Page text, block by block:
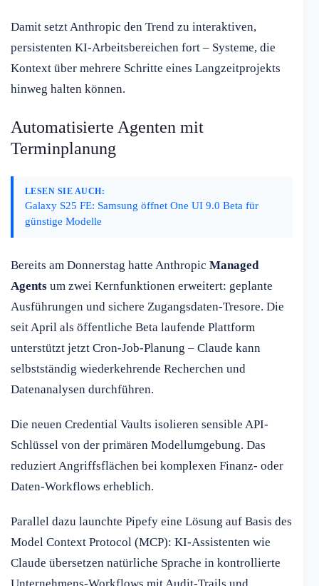
Damit setzt Anthropic den Trend zu interaktiven,
persistenten KI-Arbeitsbereichen fort – Systeme, die
Kontext über mehrere Schritte eines Langzeitprojekts
hinweg halten können.
Automatisierte Agenten mit
Terminplanung
LESEN SIE AUCH:
Galaxy S25 FE: Samsung öffnet One UI 9.0 Beta für
günstige Modelle
Bereits am Donnerstag hatte Anthropic Managed
Agents um zwei Kernfunktionen erweitert: geplante
Ausführungen und sichere Zugangsdaten-Tresore. Die
seit April als öffentliche Beta laufende Plattform
unterstützt jetzt Cron-Job-Planung – Claude kann
selbstständig wiederkehrende Recherchen und
Datenanalysen durchführen.
Die neuen Credential Vaults isolieren sensible API-
Schlüssel von der primären Modellumgebung. Das
reduziert Angriffsflächen bei komplexen Finanz- oder
Daten-Workflows erheblich.
Parallel dazu launchte Pipefy eine Lösung auf Basis des
Model Context Protocol (MCP): KI-Assistenten wie
Claude übersetzen natürliche Sprache in kontrollierte